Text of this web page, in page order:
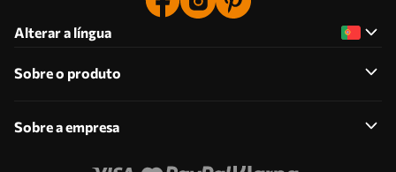
Alterar a língua
Sobre o produto
Sobre a empresa